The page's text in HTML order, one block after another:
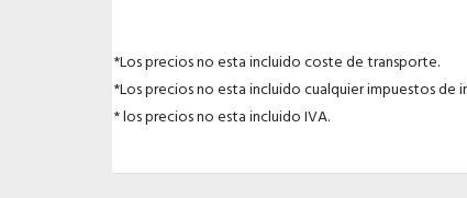
*Los precios no esta incluido coste de transporte.
*Los precios no esta incluido cualquier impuestos
* los precios no esta incluido IVA.